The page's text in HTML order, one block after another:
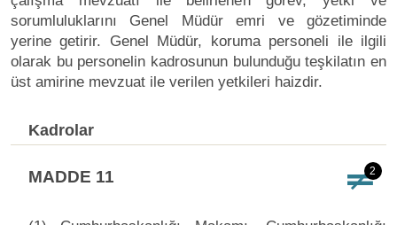
sorumluluklarını Genel Müdür emri ve gözetiminde
yerine getirir. Genel Müdür, koruma personeli ile ilgili
olarak bu personelin kadrosunun bulunduğu teşkilatın en
üst amirine mevzuat ile verilen yetkileri haizdir.
Kadrolar
MADDE 11 2